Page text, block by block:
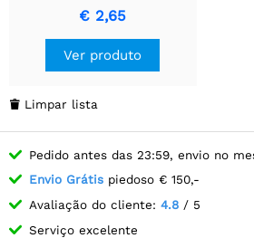
Ohm - Resistor de Filme
Metálico de Precisão
€ 2,65
Ver produto
 Limpar lista
Pedido antes das 23:59, envio no
Envio Grátis piedoso € 150,-
Avaliação do cliente: 4.8 / 5
Serviço excelente